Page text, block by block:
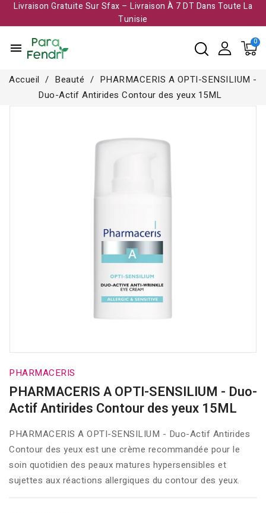
Livraison Gratuite Sur Sfax – Livraison À 7 DT Dans Toute La
Tunisie​
menu
Accueil Beauté
PHARMACERIS A OPTI-SENSILIUM -
Duo-Actif Antirides Contour des yeux 15ML
PHARMACERIS
PHARMACERIS A OPTI-SENSILIUM - Duo-
Actif Antirides Contour des yeux 15ML
PHARMACERIS A OPTI-SENSILIUM - Duo-Actif Antirides
Contour des yeux est une crème recommandée pour le
soin quotidien des peaux matures hypersensibles et
sujettes aux réactions allergiques du contour des yeux.